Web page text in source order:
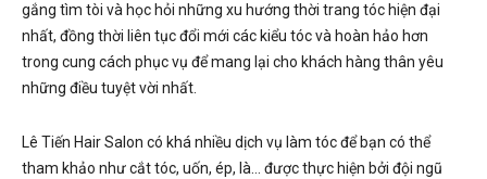
gắng tìm tòi và học hỏi những xu hướng thời trang tóc hiện đại
nhất, đồng thời liên tục đổi mới các kiểu tóc và hoàn hảo hơn
trong cung cách phục vụ để mang lại cho khách hàng thân yêu
những điều tuyệt vời nhất.
Lê Tiến Hair Salon có khá nhiều dịch vụ làm tóc để bạn có thể
tham khảo như cắt tóc, uốn, ép, là… được thực hiện bởi đội ngũ